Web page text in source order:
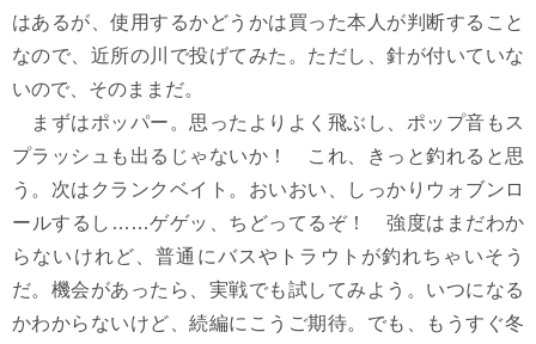
はあるが、使用するかどうかは買った本人が判断すること
なので、近所の川で投げてみた。ただし、針が付いていな
いので、そのままだ。
まずはポッパー。思ったよりよく飛ぶし、ポップ音もス
プラッシュも出るじゃないか！ これ、きっと釣れると思
う。次はクランクベイト。おいおい、しっかりウォブンロ
ールするし……ゲゲッ、ちどってるぞ！ 強度はまだわか
らないけれど、普通にバスやトラウトが釣れちゃいそう
だ。機会があったら、実戦でも試してみよう。いつになる
かわからないけど、続編にこうご期待。でも、もうすぐ冬